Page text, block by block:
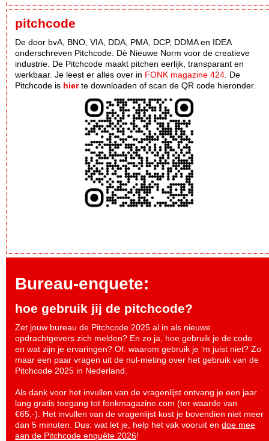
pitchcode
De door bvA, BNO, VIA, DDA, PMA, DCP, DDMA en IDEA
onderschreven Pitchcode. Dè Nieuwe Norm voor de creatieve
industrie. De Pitchcode maakt pitchen eerlijk, transparant en
werkbaar. Je leest er alles over in FONK magazine 424 . De
Pitchcode is hierte downloaden of scan de QR code hieronder.
Bureau-enquete:
hoe gebruik jij de pitchcode?
Zet jouw bureau de Pitchcode 2025 al in als nieuwe
opdrachtgevers zich melden? En zo ja, hoe gebruik je de code
en wat zijn je ervaringen? Of: waarom gebruik je ‘m juist niet? Zo
maar een paar vragen uit de nul-meting over het gebruik van de
Pitchcode 2025 in Nederland.
Als dank voor het invullen van de vragenlijst ontvang je een jaar
lang gratis toegang tot fonkmagazine.com (ter waarde van
€65,-). Het invullen van de vragenlijst kost je bovendien niet meer
dan 5 minuten. Dus: wat let je, help het vak vooruit en doe mee
aan de Pitchcode enquête 2026!